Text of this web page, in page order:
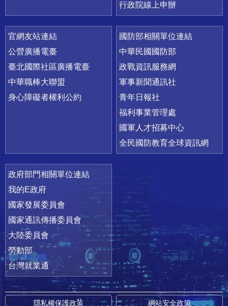
行政院線上申辦
官網友站連結
公營廣播電臺
臺北國際社區廣播電臺
中華職棒大聯盟
身心障礙者權利公約
國防部相關單位連結
中華民國國防部
政戰資訊服務網
軍事新聞通訊社
青年日報社
福利事業管理處
國軍人才招募中心
全民國防教育全球資訊網
政府部門相關單位連結
我的E政府
國家發展委員會
國家通訊傳播委員會
大陸委員會
勞動部
台灣就業通
隱私權保護政策 網站安全政策